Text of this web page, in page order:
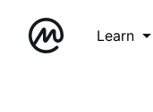
Learn